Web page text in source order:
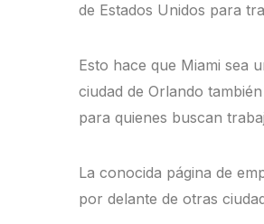
de Estados Unidos para
Esto hace que Miami sea
ciudad de Orlando
para quienes buscan
La conocida página de
por delante de otras